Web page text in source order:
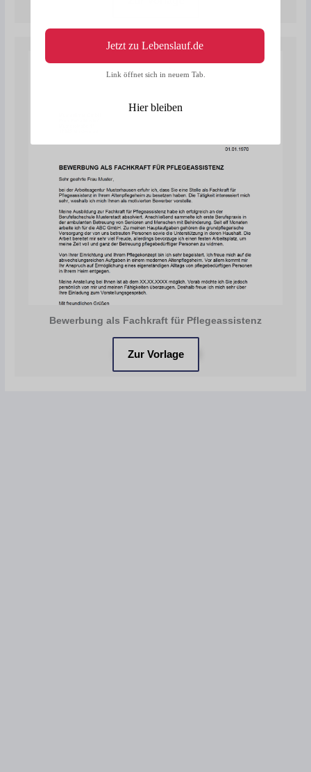
Bewerbung als Fachkraft für Pflegeassistenz
Zur Vorlage
Link öffnet sich in neuem Tab.
Hier bleiben
Jetzt zu Lebenslauf.de